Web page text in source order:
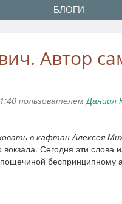
БЛОГИ
Автор
пользователемДаниил
в кафтан Алексея
вокзала. Сегодня эти
беспринципному